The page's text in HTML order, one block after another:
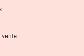
vente